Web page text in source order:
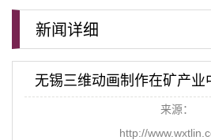
新闻详细
无锡三维动画制作在矿产业
来源：
http://